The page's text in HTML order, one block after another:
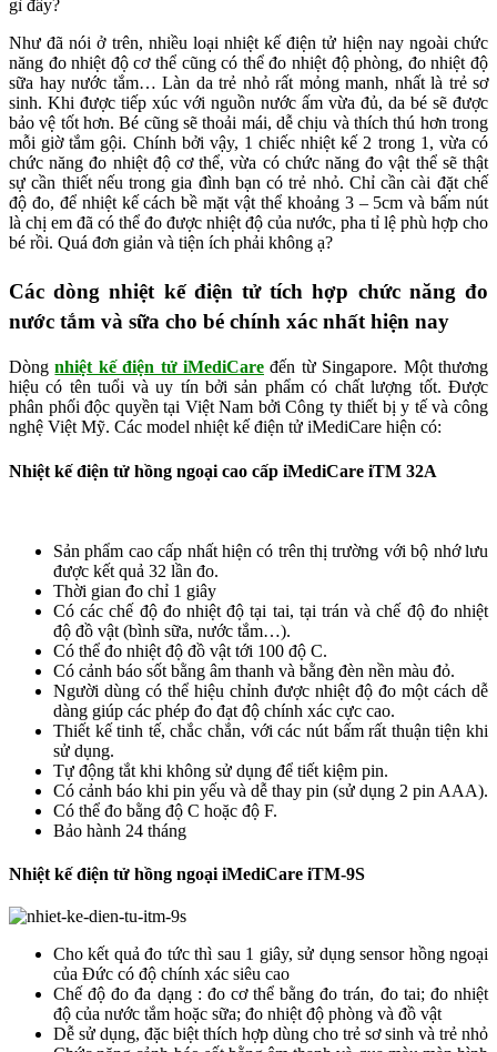
gì đây?
Như đã nói ở trên, nhiều loại nhiệt kế điện tử hiện nay ngoài chức
năng đo nhiệt độ cơ thể cũng có thể đo nhiệt độ phòng, đo nhiệt độ
sữa hay nước tắm… Làn da trẻ nhỏ rất mỏng manh, nhất là trẻ sơ
sinh. Khi được tiếp xúc với nguồn nước ấm vừa đủ, da bé sẽ được
bảo vệ tốt hơn. Bé cũng sẽ thoải mái, dễ chịu và thích thú hơn trong
mỗi giờ tắm gội. Chính bởi vậy, 1 chiếc nhiệt kế 2 trong 1, vừa có
chức năng đo nhiệt độ cơ thể, vừa có chức năng đo vật thể sẽ thật
sự cần thiết nếu trong gia đình bạn có trẻ nhỏ. Chỉ cần cài đặt chế
độ đo, để nhiệt kế cách bề mặt vật thể khoảng 3 – 5cm và bấm nút
là chị em đã có thể đo được nhiệt độ của nước, pha tỉ lệ phù hợp cho
bé rồi. Quá đơn giản và tiện ích phải không ạ?
Các dòng nhiệt kế điện tử tích hợp chức năng đo
nước tắm và sữa cho bé chính xác nhất hiện nay
Dòngnhiệt kế điện tử iMediCare đến từ Singapore. Một thương
hiệu có tên tuổi và uy tín bởi sản phẩm có chất lượng tốt. Được
phân phối độc quyền tại Việt Nam bởi Công ty thiết bị y tế và công
nghệ Việt Mỹ. Các model nhiệt kế điện tử iMediCare hiện có:
Nhiệt kế điện tử hồng ngoại cao cấp iMediCare iTM 32A
Sản phẩm cao cấp nhất hiện có trên thị trường với bộ nhớ lưu
được kết quả 32 lần đo.
Thời gian đo chỉ 1 giây
Có các chế độ đo nhiệt độ tại tai, tại trán và chế độ đo nhiệt
độ đồ vật (bình sữa, nước tắm…).
Có thể đo nhiệt độ đồ vật tới 100 độ C.
Có cảnh báo sốt bằng âm thanh và bằng đèn nền màu đỏ.
Người dùng có thể hiệu chỉnh được nhiệt độ đo một cách dễ
dàng giúp các phép đo đạt độ chính xác cực cao.
Thiết kế tinh tế, chắc chắn, với các nút bấm rất thuận tiện khi
sử dụng.
Tự động tắt khi không sử dụng để tiết kiệm pin.
Có cảnh báo khi pin yếu và dễ thay pin (sử dụng 2 pin AAA).
Có thể đo bằng độ C hoặc độ F.
Bảo hành 24 tháng
Nhiệt kế điện tử hồng ngoại iMediCare iTM-9S
Cho kết quả đo tức thì sau 1 giây, sử dụng sensor hồng ngoại
của Đức có độ chính xác siêu cao
Chế độ đo đa dạng : đo cơ thể bằng đo trán, đo tai; đo nhiệt
độ của nước tắm hoặc sữa; đo nhiệt độ phòng và đồ vật
Dễ sử dụng, đặc biệt thích hợp dùng cho trẻ sơ sinh và trẻ nhỏ